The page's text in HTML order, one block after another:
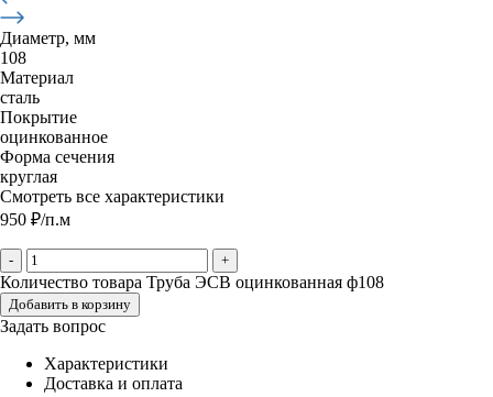
Диаметр, мм
108
Материал
сталь
Покрытие
оцинкованное
Форма сечения
круглая
Смотреть все характеристики
950 ₽/п.м
- +
Количество товара Труба ЭСВ оцинкованная ф108
Добавить в корзину
Задать вопрос
Характеристики
Доставка и оплата